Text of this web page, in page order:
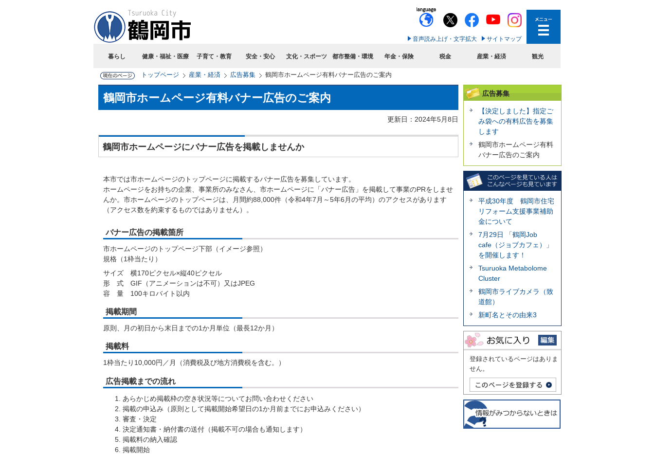
音声読み上げ・文字拡大 サイトマップ
暮らし 健康・福祉・医療 子育て・教育 安全・安心 文化・スポーツ 都市整備・環境 年金・保険 税金 産業・経済 観光
トップページ 産業・経済 広告募集 鶴岡市ホームページ有料バナー広告のご案内
鶴岡市ホームページ有料バナー広告のご案内
更新日：2024年5月8日
鶴岡市ホームページにバナー広告を掲載しませんか
本市では市ホームページのトップページに掲載するバナー広告を募集しています。
ホームページをお持ちの企業、事業所のみなさん、市ホームページに「バナー広告」を掲載して事業のPRをしませ
んか。市ホームページのトップページは、月間約88,000件（令和4年7月～5年6月の平均）のアクセスがあります
（アクセス数を約束するものではありません）。
バナー広告の掲載箇所
市ホームページのトップページ下部（イメージ参照）
規格（1枠当たり）
サイズ 横170ピクセル×縦40ピクセル
形 式 GIF（アニメーションは不可）又はJPEG
容 量 100キロバイト以内
掲載期間
原則、月の初日から末日までの1か月単位（最長12か月）
掲載料
1枠当たり10,000円／月（消費税及び地方消費税を含む。）
広告掲載までの流れ
あらかじめ掲載枠の空き状況等についてお問い合わせください
掲載の申込み（原則として掲載開始希望日の1か月前までにお申込みください）
審査・決定
決定通知書・納付書の送付（掲載不可の場合も通知します）
掲載料の納入確認
掲載開始
広告募集
【決定しました】指定ご
み袋への有料広告を募集
します
鶴岡市ホームページ有料
バナー広告のご案内
平成30年度 鶴岡市住宅
リフォーム支援事業補助
金について
7月29日 「鶴岡Job
cafe（ジョブカフェ）」
を開催します！
Tsuruoka Metabolome
Cluster
鶴岡市ライブカメラ（致
道館）
新町名とその由来3
登録されているページはありま
せん。